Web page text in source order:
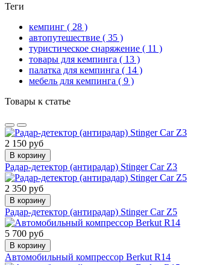
Теги
кемпинг ( 28 )
автопутешествие ( 35 )
туристическое снаряжение ( 11 )
товары для кемпинга ( 13 )
палатка для кемпинга ( 14 )
мебель для кемпинга ( 9 )
Товары к статье
2 150 руб
В корзину
Радар-детектор (антирадар) Stinger Car Z3
2 350 руб
В корзину
Радар-детектор (антирадар) Stinger Car Z5
5 700 руб
В корзину
Автомобильный компрессор Berkut R14